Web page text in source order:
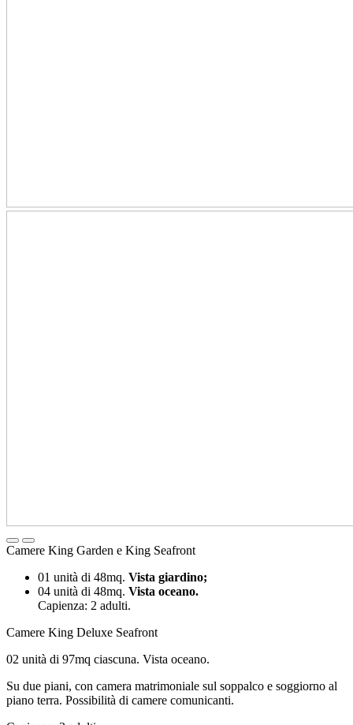
Camere King Garden e King Seafront
01 unità di 48mq. Vista giardino;
04 unità di 48mq. Vista oceano.
Capienza: 2 adulti.
Camere King Deluxe Seafront
02 unità di 97mq ciascuna. Vista oceano.
Su due piani, con camera matrimoniale sul soppalco e soggiorno al
piano terra. Possibilità di camere comunicanti.